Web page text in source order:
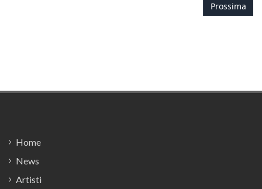
Prossima
Home
News
Artisti